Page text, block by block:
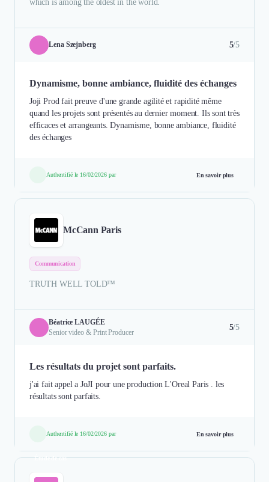
which is among the oldest in the world.
Lena Szejnberg 5/5
Dynamisme, bonne ambiance, fluidité des échanges
Joji Prod fait preuve d'une grande agilité et rapidité même
quand les projets sont présentés au dernier moment. Ils sont très
efficaces et arrangeants. Dynamisme, bonne ambiance, fluidité
des échanges
Authentifié le 16/02/2026 par En savoir plus
McCann Paris
Communication
TRUTH WELL TOLD™
Béatrice LAUGÉE
Senior video & Print Producer
5/5
Les résultats du projet sont parfaits.
j'ai fait appel a JoJI pour une production L'Oreal Paris . les
résultats sont parfaits.
Authentifié le 16/02/2026 par En savoir plus
Étude de cas